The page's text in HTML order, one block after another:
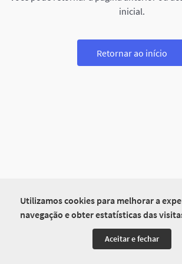
Utilizamos cookies para melhorar a
navegação e obter estatísticas das
Aceitar e fechar
inicial.
Retornar ao início